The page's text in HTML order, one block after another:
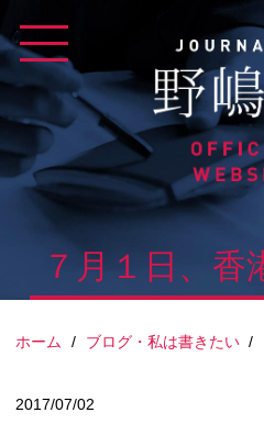
to
content
７月１日、香
ホーム / ブログ・私は書きたい /
2017/07/02